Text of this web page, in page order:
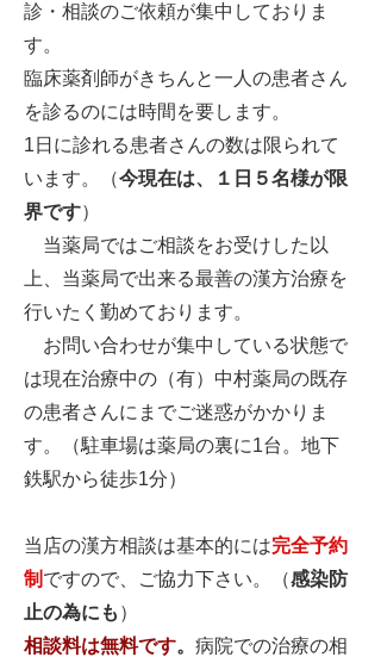
診・相談のご依頼が集中しておりま
す。
臨床薬剤師がきちんと一人の患者さん
を診るのには時間を要します。
1日に診れる患者さんの数は限られて
います。（今現在は、１日５名様が限
界です）
当薬局ではご相談をお受けした以
上、当薬局で出来る最善の漢方治療を
行いたく勤めております。
お問い合わせが集中している状態で
は現在治療中の（有）中村薬局の既存
の患者さんにまでご迷惑がかかりま
す。（駐車場は薬局の裏に1台。地下
鉄駅から徒歩1分）
当店の漢方相談は基本的には完全予約
制 ですので、ご協力下さい。（感染防
止の為にも ）
相談料は無料です。 病院での治療の相